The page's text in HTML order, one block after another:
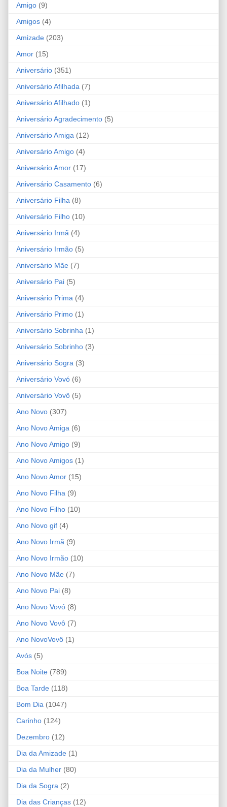
Amigo (9)
Amigos (4)
Amizade (203)
Amor (15)
Aniversário (351)
Aniversário Afilhada (7)
Aniversário Afilhado (1)
Aniversário Agradecimento (5)
Aniversário Amiga (12)
Aniversário Amigo (4)
Aniversário Amor (17)
Aniversário Casamento (6)
Aniversário Filha (8)
Aniversário Filho (10)
Aniversário Irmã (4)
Aniversário Irmão (5)
Aniversário Mãe (7)
Aniversário Pai (5)
Aniversário Prima (4)
Aniversário Primo (1)
Aniversário Sobrinha (1)
Aniversário Sobrinho (3)
Aniversário Sogra (3)
Aniversário Vovó (6)
Aniversário Vovô (5)
Ano Novo (307)
Ano Novo Amiga (6)
Ano Novo Amigo (9)
Ano Novo Amigos (1)
Ano Novo Amor (15)
Ano Novo Filha (9)
Ano Novo Filho (10)
Ano Novo gif (4)
Ano Novo Irmã (9)
Ano Novo Irmão (10)
Ano Novo Mãe (7)
Ano Novo Pai (8)
Ano Novo Vovó (8)
Ano Novo Vovô (7)
Ano NovoVovô (1)
Avós (5)
Boa Noite (789)
Boa Tarde (118)
Bom Dia (1047)
Carinho (124)
Dezembro (12)
Dia da Amizade (1)
Dia da Mulher (80)
Dia da Sogra (2)
Dia das Crianças (12)